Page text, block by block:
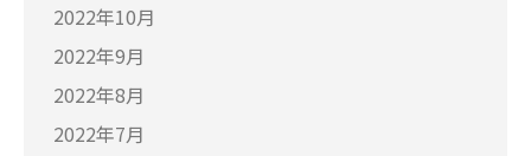
2022年10月
2022年9月
2022年8月
2022年7月